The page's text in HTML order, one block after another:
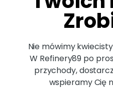
Nie mówimy
W Refinery89 po
przychody,
wspieramy Cię